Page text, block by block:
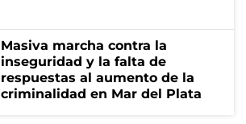
Masiva marcha contra la
inseguridad y la falta de
respuestas al aumento de la
criminalidad en Mar del Plata